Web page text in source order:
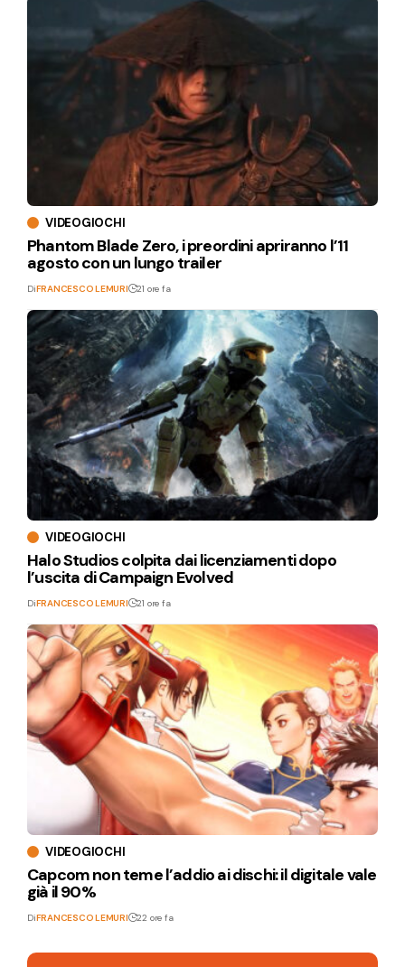
VIDEOGIOCHI
Phantom Blade Zero, i preordini apriranno l’11
agosto con un lungo trailer
DiFRANCESCO LEMURI 21 ore fa
VIDEOGIOCHI
Halo Studios colpita dai licenziamenti dopo
l’uscita di Campaign Evolved
DiFRANCESCO LEMURI 21 ore fa
VIDEOGIOCHI
Capcom non teme l’addio ai dischi: il digitale vale
già il 90%
DiFRANCESCO LEMURI 22 ore fa